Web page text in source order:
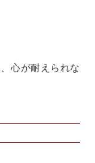
心が耐えられな